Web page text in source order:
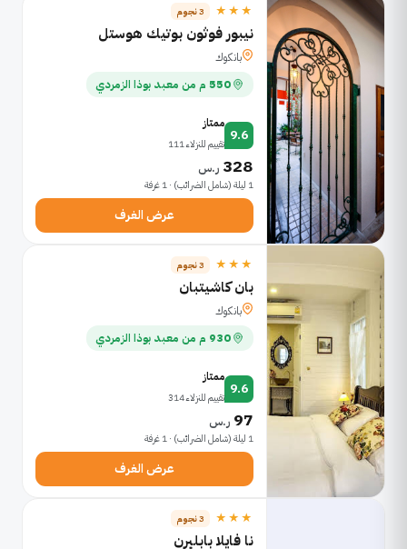
★★★ 3 نجوم
نيبور فوثون بوتيك هوستل
بانكوك
550 م من معبد بوذا الزمردي
9.6
ممتاز
تقييم للنزلاء 111
328 ر.س
1 ليلة (شامل الضرائب) · 1 غرفة
عرض الغرف
★★★ 3 نجوم
بان كاشيتبان
بانكوك
930 م من معبد بوذا الزمردي
9.6
ممتاز
تقييم للنزلاء 314
97 ر.س
1 ليلة (شامل الضرائب) · 1 غرفة
عرض الغرف
★★★ 3 نجوم
نا فايلا بابليرن